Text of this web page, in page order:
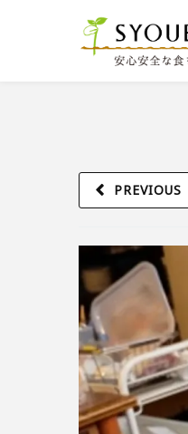
PREVIOUS